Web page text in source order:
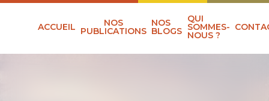
ACCUEIL NOS
PUBLICATIONS
NOS
BLOGS
QUI
SOMMES-
NOUS ?